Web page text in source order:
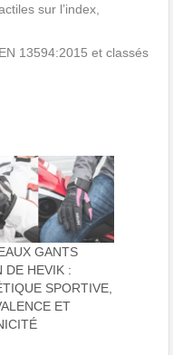
sur l’index,
13594:2015 et classés
GANTS
DE HEVIK :
SPORTIVE,
ET